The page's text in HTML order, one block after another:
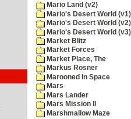
Mario Land (v2)
Mario's Desert World (v1)
Mario's Desert World (v2)
Mario's Desert World (v3)
Market Blitz
Market Forces
Market Place, The
Markus Rosner
Marooned In Space
Mars
Mars Lander
Mars Mission II
Marshmallow Maze